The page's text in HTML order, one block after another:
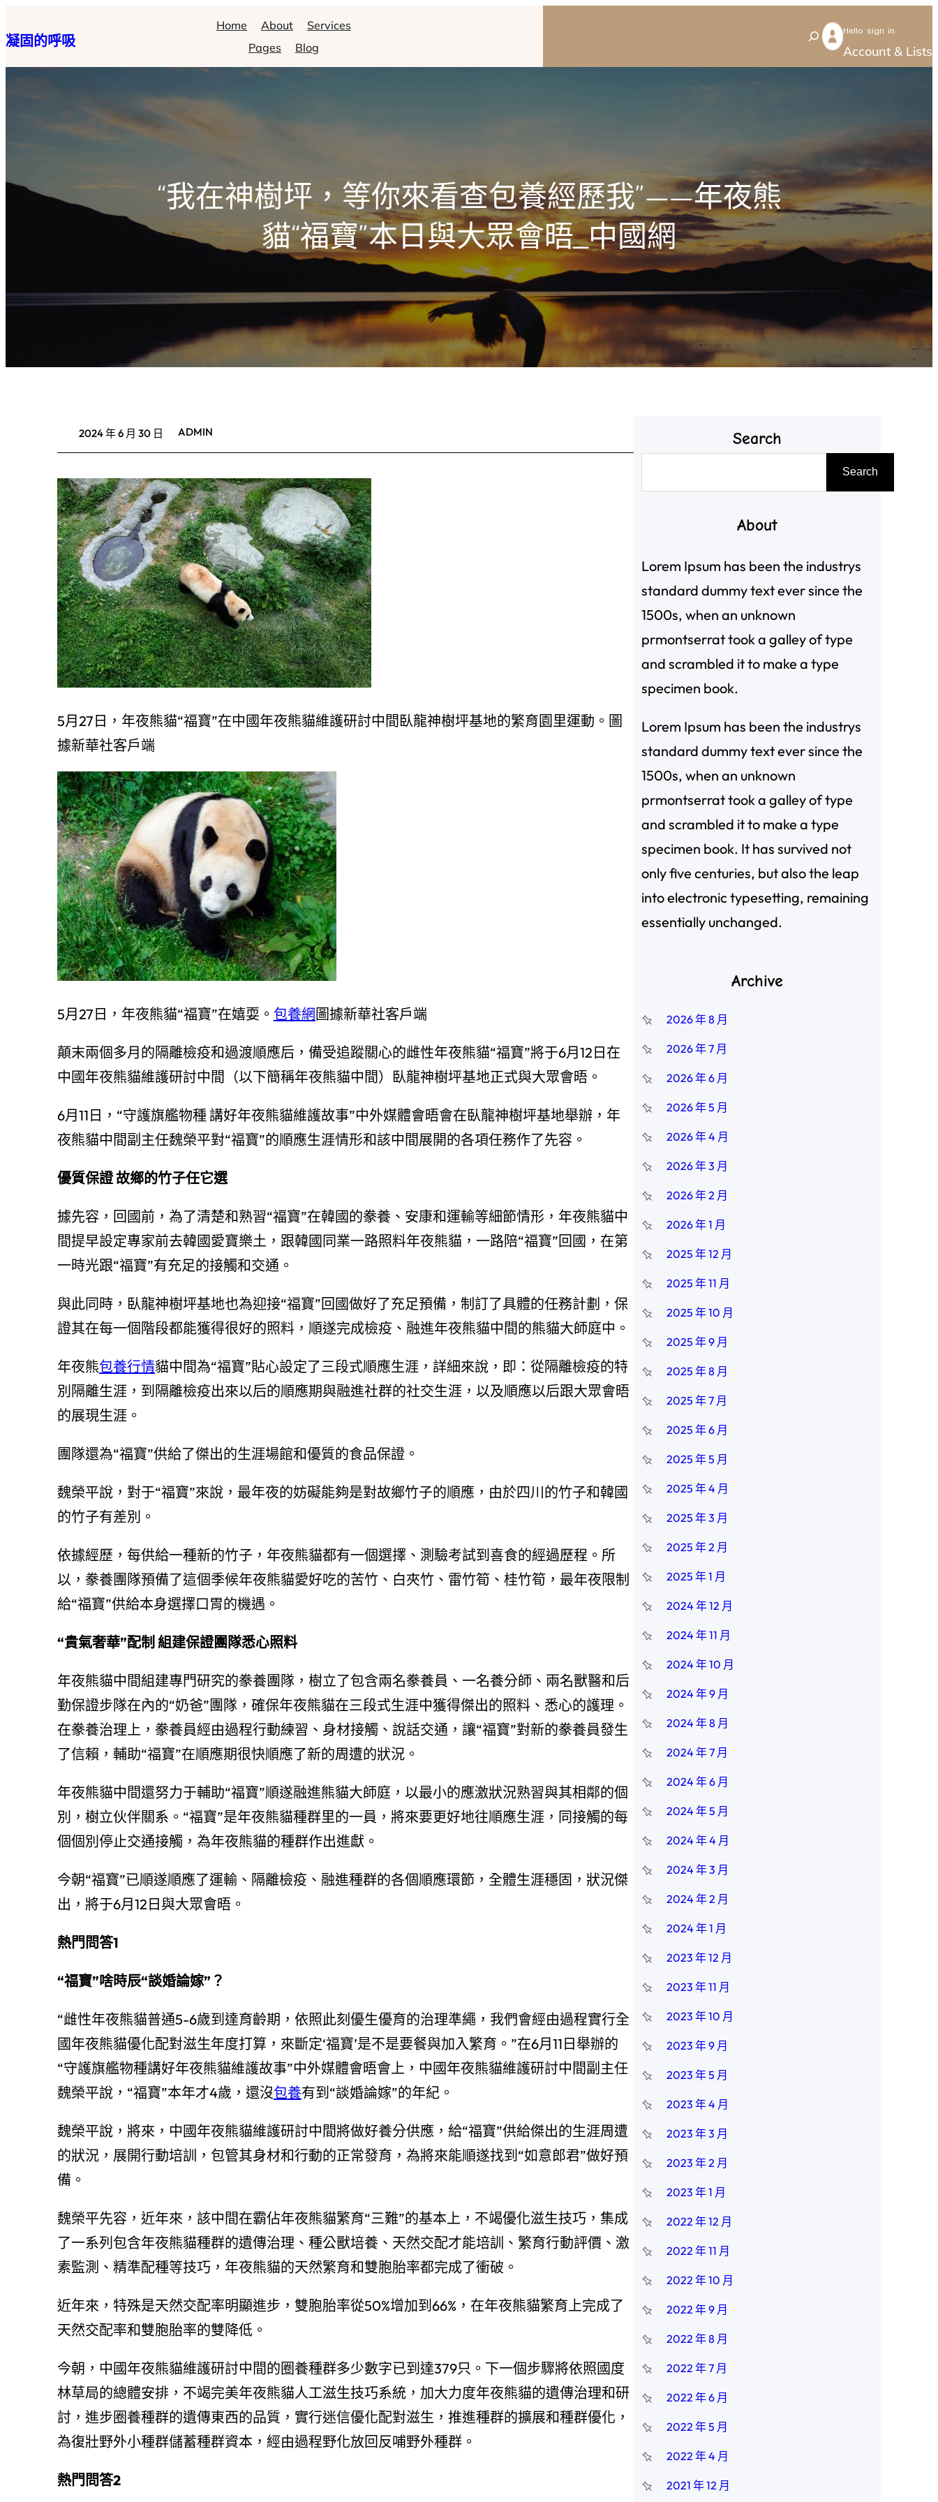
至
主
凝固的呼吸
Home About
Services
Pages
Blog
S
e
Hello sign in
Account & Lists
“我在神樹坪，等你來看查包養經歷我”——年夜熊
貓“福寶”本日與大眾會晤_中國網
2024 年 6 月 30 日 ADMIN
5月27日，年夜熊貓“福寶”在中國年夜熊貓維護研討中間臥龍神樹坪基地的繁育園里運動。圖
據新華社客戶端
5月27日，年夜熊貓“福寶”在嬉耍。 包養網圖據新華社客戶端
顛末兩個多月的隔離檢疫和過渡順應后，備受追蹤關心的雌性年夜熊貓“福寶”將于6月12日在
中國年夜熊貓維護研討中間（以下簡稱年夜熊貓中間）臥龍神樹坪基地正式與大眾會晤。
6月11日，“守護旗艦物種 講好年夜熊貓維護故事”中外媒體會晤會在臥龍神樹坪基地舉辦，年
夜熊貓中間副主任魏榮平對“福寶”的順應生涯情形和該中間展開的各項任務作了先容。
優質保證 故鄉的竹子任它選
據先容，回國前，為了清楚和熟習“福寶”在韓國的豢養、安康和運輸等細節情形，年夜熊貓中
間提早設定專家前去韓國愛寶樂土，跟韓國同業一路照料年夜熊貓，一路陪“福寶”回國，在第
一時光跟“福寶”有充足的接觸和交通。
與此同時，臥龍神樹坪基地也為迎接“福寶”回國做好了充足預備，制訂了具體的任務計劃，保
證其在每一個階段都能獲得很好的照料，順遂完成檢疫、融進年夜熊貓中間的熊貓大師庭中。
年夜熊包養行情貓中間為“福寶”貼心設定了三段式順應生涯，詳細來說，即：從隔離檢疫的特
別隔離生涯，到隔離檢疫出來以后的順應期與融進社群的社交生涯，以及順應以后跟大眾會晤
的展現生涯。
團隊還為“福寶”供給了傑出的生涯場館和優質的食品保證。
魏榮平說，對于“福寶”來說，最年夜的妨礙能夠是對故鄉竹子的順應，由於四川的竹子和韓國
的竹子有差別。
依據經歷，每供給一種新的竹子，年夜熊貓都有一個選擇、測驗考試到喜食的經過歷程。所
以，豢養團隊預備了這個季候年夜熊貓愛好吃的苦竹、白夾竹、雷竹筍、桂竹筍，最年夜限制
給“福寶”供給本身選擇口胃的機遇。
“貴氣奢華”配制 組建保證團隊悉心照料
年夜熊貓中間組建專門研究的豢養團隊，樹立了包含兩名豢養員、一名養分師、兩名獸醫和后
勤保證步隊在內的“奶爸”團隊，確保年夜熊貓在三段式生涯中獲得傑出的照料、悉心的護理。
在豢養治理上，豢養員經由過程行動練習、身材接觸、說話交通，讓“福寶”對新的豢養員發生
了信賴，輔助“福寶”在順應期很快順應了新的周遭的狀況。
年夜熊貓中間還努力于輔助“福寶”順遂融進熊貓大師庭，以最小的應激狀況熟習與其相鄰的個
別，樹立伙伴關系。“福寶”是年夜熊貓種群里的一員，將來要更好地往順應生涯，同接觸的每
個個別停止交通接觸，為年夜熊貓的種群作出進獻。
今朝“福寶”已順遂順應了運輸、隔離檢疫、融進種群的各個順應環節，全體生涯穩固，狀況傑
出，將于6月12日與大眾會晤。
熱門問答1
“福寶”啥時辰“談婚論嫁”？
“雌性年夜熊貓普通5-6歲到達育齡期，依照此刻優生優育的治理準繩，我們會經由過程實行全
國年夜熊貓優化配對滋生年度打算，來斷定‘福寶’是不是要餐與加入繁育。”在6月11日舉辦的
“守護旗艦物種講好年夜熊貓維護故事”中外媒體會晤會上，中國年夜熊貓維護研討中間副主任
魏榮平說，“福寶”本年才4歲，還沒包養有到“談婚論嫁”的年紀。
魏榮平說，將來，中國年夜熊貓維護研討中間將做好養分供應，給“福寶”供給傑出的生涯周遭
的狀況，展開行動培訓，包管其身材和行動的正常發育，為將來能順遂找到“如意郎君”做好預
備。
魏榮平先容，近年來，該中間在霸佔年夜熊貓繁育“三難”的基本上，不竭優化滋生技巧，集成
了一系列包含年夜熊貓種群的遺傳治理、種公獸培養、天然交配才能培訓、繁育行動評價、激
素監測、精準配種等技巧，年夜熊貓的天然繁育和雙胞胎率都完成了衝破。
近年來，特殊是天然交配率明顯進步，雙胞胎率從50%增加到66%，在年夜熊貓繁育上完成了
天然交配率和雙胞胎率的雙降低。
今朝，中國年夜熊貓維護研討中間的圈養種群多少數字已到達379只。下一個步驟將依照國度
林草局的總體安排，不竭完美年夜熊貓人工滋生技巧系統，加大力度年夜熊貓的遺傳治理和研
討，進步圈養種群的遺傳東西的品質，實行迷信優化配對滋生，推進種群的擴展和種群優化，
為復壯野外小種群儲蓄種群資本，經由過程野化放回反哺野外種群。
熱門問答2
Search
尋
Search
About
Lorem Ipsum has been the industrys
standard dummy text ever since the
1500s, when an unknown
prmontserrat took a galley of type
and scrambled it to make a type
specimen book.
Lorem Ipsum has been the industrys
standard dummy text ever since the
1500s, when an unknown
prmontserrat took a galley of type
and scrambled it to make a type
specimen book. It has survived not
only five centuries, but also the leap
into electronic typesetting, remaining
essentially unchanged.
Archive
2026 年 8 月
2026 年 7 月
2026 年 6 月
2026 年 5 月
2026 年 4 月
2026 年 3 月
2026 年 2 月
2026 年 1 月
2025 年 12 月
2025 年 11 月
2025 年 10 月
2025 年 9 月
2025 年 8 月
2025 年 7 月
2025 年 6 月
2025 年 5 月
2025 年 4 月
2025 年 3 月
2025 年 2 月
2025 年 1 月
2024 年 12 月
2024 年 11 月
2024 年 10 月
2024 年 9 月
2024 年 8 月
2024 年 7 月
2024 年 6 月
2024 年 5 月
2024 年 4 月
2024 年 3 月
2024 年 2 月
2024 年 1 月
2023 年 12 月
2023 年 11 月
2023 年 10 月
2023 年 9 月
2023 年 5 月
2023 年 4 月
2023 年 3 月
2023 年 2 月
2023 年 1 月
2022 年 12 月
2022 年 11 月
2022 年 10 月
2022 年 9 月
2022 年 8 月
2022 年 7 月
2022 年 6 月
2022 年 5 月
2022 年 4 月
2021 年 12 月